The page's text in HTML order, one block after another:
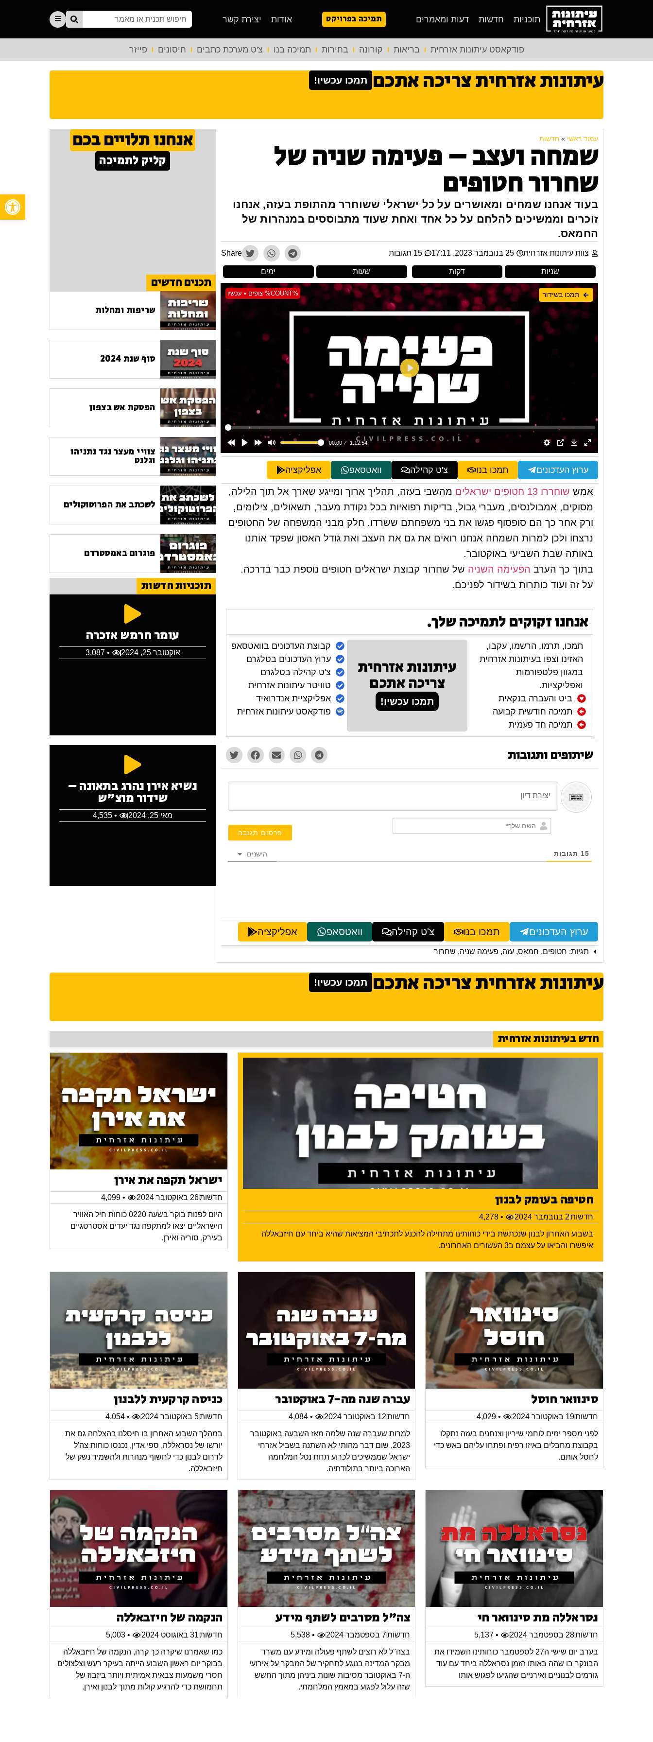
תוכניות חדשות דעות ומאמרים תמיכה בפרויקט אודות יצירת קשר
פודקאסט עיתונות אזרחית בריאות קורונה בחירות תמיכה בנו צ'ט מערכת כתבים חיסונים פייזר
עיתונות אזרחית צריכה אתכם תמכו עכשיו!
עמוד ראשי » חדשות
שמחה ועצב – פעימה שניה של
שחרור חטופים
בעוד אנחנו שמחים ומאושרים על כל ישראלי ששוחרר מהתופת בעזה, אנחנו
זוכרים וממשיכים להלחם על כל אחד ואחת שעוד מתבוססים במנהרות של
החמאס.
צוות עיתונות אזרחית 25 בנובמבר 2023. 17:11 15 תגובות Share
ימים שעות דקות שניות
%COUNT% צופים • עכשיו תמכו בשידור
ערוץ העדכונים תמכו בנו צ'ט קהילה וואטסאפ אפליקציה
אמש שוחררו 13 חטופים ישראלים
מהשבי בעזה, תהליך ארוך ומייגע שארך אל תוך הלילה,
מסוקים, אמבולנסים, מעברי גבול, בדיקות רפואיות בכל נקודת מעבר, תשאולים, צילומים,
ורק אחר כך הם סופסוף פגשו את בני משפחתם ששרדו. חלק מבני המשפחה של החטופים
נרצחו ולכן למרות השמחה אנחנו רואים את גם את העצב ואת גודל האסון שפקד אותנו
באותה שבת השביעי באוקטובר.
בתוך כך הערב הפעימה השניה של שחרור קבוצת ישראלים חטופים נוספת כבר בדרכה.
על זה ועוד כותרות בשידור לפניכם.
אנחנו זקוקים לתמיכה שלך.
תמכו, תרמו, הרשמו, עקבו,
האזינו וצפו בעיתונות אזרחית
במגוון פלטפורמות
ואפליקציות.
ביט והעברה בנקאית
תמיכה חודשית קבועה
תמיכה חד פעמית
עיתונות אזרחית
צריכה אתכם
תמכו עכשיו!
קבוצת העדכונים בוואטסאפ
ערוץ העדכונים בטלגרם
צ'ט קהילה בטלגרם
טוויטר עיתונות אזרחית
אפליקציית אנדרואיד
פודקאסט עיתונות אזרחית
שיתופים ותגובות
השם
15 תגובות הישנים
ערוץ העדכונים תמכו בנו צ'ט קהילה וואטסאפ אפליקציה
תגיות: חטופים, חמאס, עזה, פעימה שניה, שחרור
אנחנו תלויים בכם
קליק לתמיכה
תכנים חדשים
שריפות ומחלות
סוף שנת 2024
הפסקת אש בצפון
צוויי מעצר נגד נתניהו
וגלנט
לשכתב את הפרוטוקולים
פוגרום באמסטרדם
תוכניות חדשות
עומר חרמש אזכרה
אוקטובר 25, 2024 • 3,087
נשיא אירן נהרג בתאונה –
שידור מוצ"ש
מאי 25, 2024 • 4,535
עיתונות אזרחית צריכה אתכם תמכו עכשיו!
חדש בעיתונות אזרחית
חטיפה בעומק לבנון
חדשות2 בנובמבר 2024 • 4,278
בשבוע האחרון לבנון שנכתשת בידי כוחותינו מתחילה להכנע לתכתיבי המציאות שהיא ביחד עם חיזבאללה
איפשרו והביאו על עצמם ב3 העשורים האחרונים.
ישראל תקפה את אירן
חדשות26 באוקטובר 2024 • 4,099
היום לפנות בוקר בשעה 0220 כוחות חיל האוויר
הישראליים יצאו למתקפה נגד יעדים אסטרטגיים
בעירק, סוריה ואירן.
סינוואר חוסל
חדשות19 באוקטובר 2024 • 4,029
לפני מספר ימים לוחמי שיריון וצנחנים בעזה נתקלו
בקבוצת מחבלים באיזו רפיח ופתחו עליהם באש כדי
לחסל אותם.
עברה שנה מה-7 באוקטובר
חדשות12 באוקטובר 2024 • 4,084
למרות שעברה שנה שלמה מאז השבעה באוקטובר
2023, שום דבר מהותי לא השתנה בשביל אזרחי
ישראל שממשיכים לכרוע תחת נטל המלחמה
הארוכה ביותר בתולודתיה.
כניסה קרקעית ללבנון
חדשות5 באוקטובר 2024 • 4,054
במהלך השבוע האחרון בו חיסלנו בהצלחה גם את
יורשו של נסראללה, ספי אדין, נכנסו כוחות צה'ל
לדרום לבנון כדי לחשוף מנהרות ולהשמיד נשק של
חיזבאללה.
נסראללה מת סינוואר חי
חדשות28 בספטמבר 2024 • 5,137
בערב יום שישי ה27 לספטמבר כוחותינו השמידו את
הבונקר בו שהה באותו הזמן נסראללה ביחד עם עוד
גורמים לבנוניים ואירניים שהגיעו לפגוש אותו
צה"ל מסרבים לשתף מידע
חדשות7 בספטמבר 2024 • 5,538
בצה''ל לא רוצים לשתף פעולה ומידע עם משרד
מבקר המדינה בנוגע לתחקיר של המבקר על אירועי
ה-7 באוקטובר מסיבות שונות ביניהן מתוך החשש
שזה עלול לפגוע במאמץ המלחמתי.
הנקמה של חיזבאללה
חדשות31 באוגוסט 2024 • 5,003
כמו שאמרנו שיקרה כך קרה, הנקמה של חיזבאללה
בבוקר יום ראשון השבוע הייתה בעיקר רעש וצלצולים
חסרי משמעות צבאית אמיתית ויותר ביזבוז של
תחמושת כדי להרגיע קולות מתוך לבנון ואירן.